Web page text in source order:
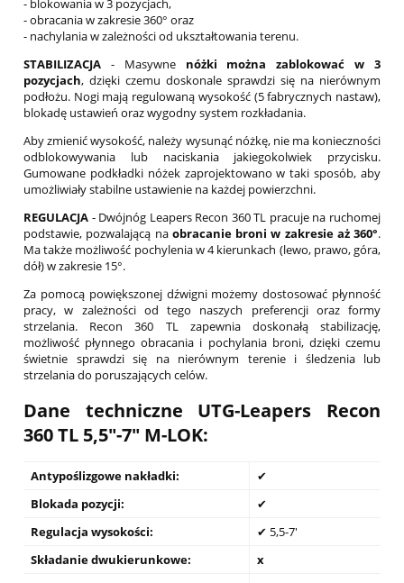
- blokowania w 3 pozycjach,
- obracania w zakresie 360° oraz
- nachylania w zależności od ukształtowania terenu.
STABILIZACJA - Masywnenóżki można zablokować w 3
pozycjach, dzięki czemu doskonale sprawdzi się na nierównym
podłożu. Nogi mają regulowaną wysokość (5 fabrycznych nastaw),
blokadę ustawień oraz wygodny system rozkładania.
Aby zmienić wysokość, należy wysunąć nóżkę, nie ma konieczności
odblokowywania lub naciskania jakiegokolwiek przycisku.
Gumowane podkładki nóżek zaprojektowano w taki sposób, aby
umożliwiały stabilne ustawienie na każdej powierzchni.
REGULACJA - Dwójnóg Leapers Recon 360 TL pracuje na ruchomej
podstawie, pozwalającą na obracanie broni w zakresie aż 360°.
Ma także możliwość pochylenia w 4 kierunkach (lewo, prawo, góra,
dół) w zakresie 15°.
Za pomocą powiększonej dźwigni możemy dostosować płynność
pracy, w zależności od tego naszych preferencji oraz formy
strzelania. Recon 360 TL zapewnia doskonałą stabilizację,
możliwość płynnego obracania i pochylania broni, dzięki czemu
świetnie sprawdzi się na nierównym terenie i śledzenia lub
strzelania do poruszających celów.
Dane techniczne UTG-Leapers Recon
360 TL 5,5"-7" M-LOK:
Antypoślizgowe nakładki:
✔
Blokada pozycji:
✔
Regulacja wysokości:
✔ 5,5-7'
Składanie dwukierunkowe:
x